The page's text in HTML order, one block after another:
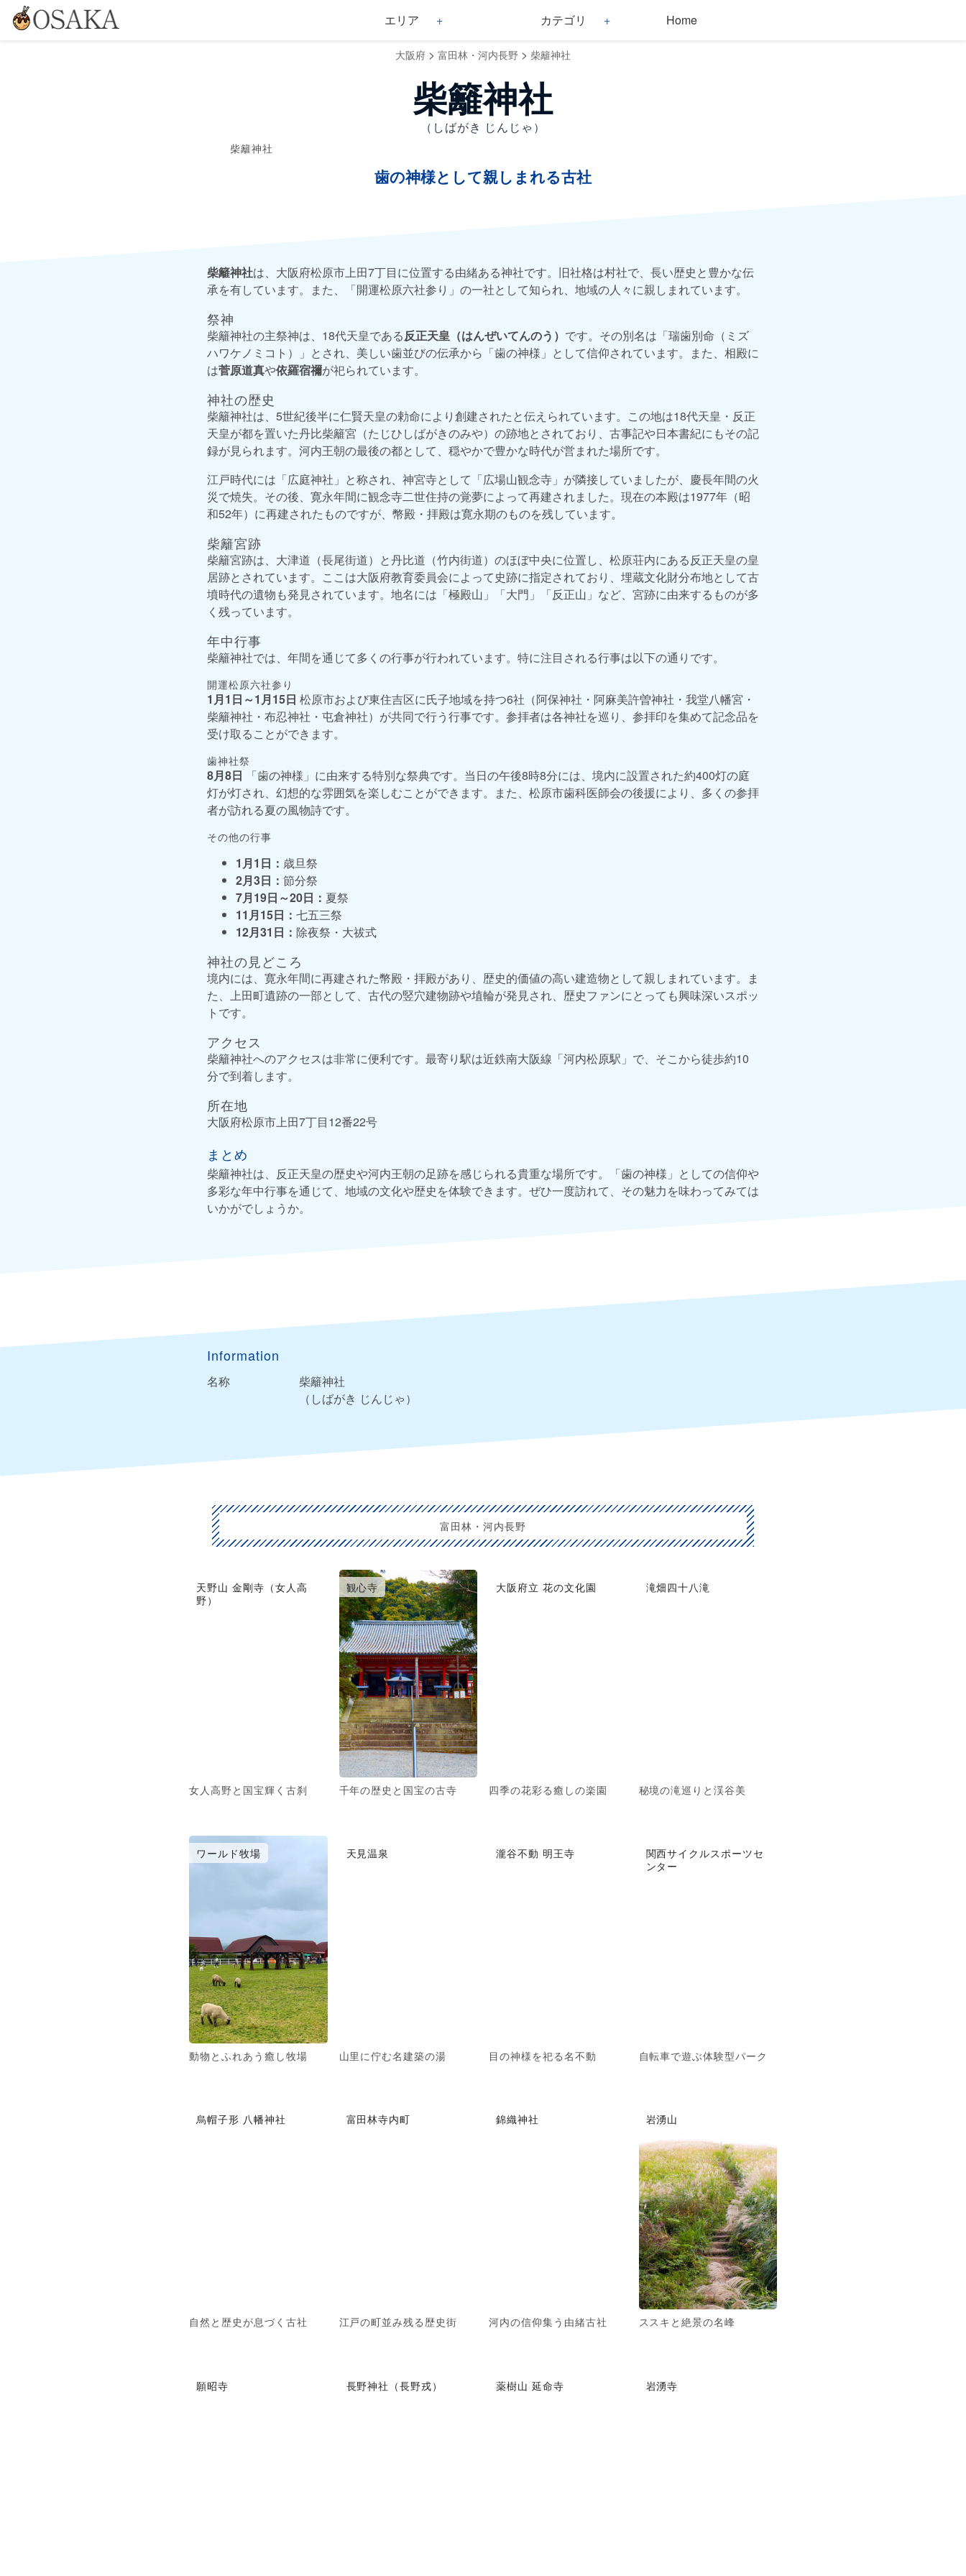
エリア カテゴリ Home
大阪府 > 富田林・河内長野 > 柴籬神社
柴籬神社
（しばがき じんじゃ）
柴籬神社
歯の神様として親しまれる古社
柴籬神社は、大阪府松原市上田7丁目に位置する由緒ある神社です。旧社格は村社で、長い歴史と豊かな伝
承を有しています。また、「開運松原六社参り」の一社として知られ、地域の人々に親しまれています。
祭神
柴籬神社の主祭神は、18代天皇である反正天皇（はんぜいてんのう） です。その別名は「瑞歯別命（ミズ
ハワケノミコト）」とされ、美しい歯並びの伝承から「歯の神様」として信仰されています。また、相殿に
は菅原道真や依羅宿禰が祀られています。
神社の歴史
柴籬神社は、5世紀後半に仁賢天皇の勅命により創建されたと伝えられています。この地は18代天皇・反正
天皇が都を置いた丹比柴籬宮（たじひしばがきのみや）の跡地とされており、古事記や日本書紀にもその記
録が見られます。河内王朝の最後の都として、穏やかで豊かな時代が営まれた場所です。
江戸時代には「広庭神社」と称され、神宮寺として「広場山観念寺」が隣接していましたが、慶長年間の火
災で焼失。その後、寛永年間に観念寺二世住持の覚夢によって再建されました。現在の本殿は1977年（昭
和52年）に再建されたものですが、幣殿・拝殿は寛永期のものを残しています。
柴籬宮跡
柴籬宮跡は、大津道（長尾街道）と丹比道（竹内街道）のほぼ中央に位置し、松原荘内にある反正天皇の皇
居跡とされています。ここは大阪府教育委員会によって史跡に指定されており、埋蔵文化財分布地として古
墳時代の遺物も発見されています。地名には「極殿山」「大門」「反正山」など、宮跡に由来するものが多
く残っています。
年中行事
柴籬神社では、年間を通じて多くの行事が行われています。特に注目される行事は以下の通りです。
開運松原六社参り
1月1日～1月15日 松原市および東住吉区に氏子地域を持つ6社（阿保神社・阿麻美許曽神社・我堂八幡宮・
柴籬神社・布忍神社・屯倉神社）が共同で行う行事です。参拝者は各神社を巡り、参拝印を集めて記念品を
受け取ることができます。
歯神社祭
8月8日 「歯の神様」に由来する特別な祭典です。当日の午後8時8分には、境内に設置された約400灯の庭
灯が灯され、幻想的な雰囲気を楽しむことができます。また、松原市歯科医師会の後援により、多くの参拝
者が訪れる夏の風物詩です。
その他の行事
1月1日： 歳旦祭
2月3日： 節分祭
7月19日～20日： 夏祭
11月15日： 七五三祭
12月31日： 除夜祭・大祓式
神社の見どころ
境内には、寛永年間に再建された幣殿・拝殿があり、歴史的価値の高い建造物として親しまれています。ま
た、上田町遺跡の一部として、古代の竪穴建物跡や埴輪が発見され、歴史ファンにとっても興味深いスポッ
トです。
アクセス
柴籬神社へのアクセスは非常に便利です。最寄り駅は近鉄南大阪線「河内松原駅」で、そこから徒歩約10
分で到着します。
所在地
大阪府松原市上田7丁目12番22号
まとめ
柴籬神社は、反正天皇の歴史や河内王朝の足跡を感じられる貴重な場所です。「歯の神様」としての信仰や
多彩な年中行事を通じて、地域の文化や歴史を体験できます。ぜひ一度訪れて、その魅力を味わってみては
いかがでしょうか。
Information
名称
柴籬神社
（しばがき じんじゃ）
富田林・河内長野
天野山 金剛寺（女人高
野）
女人高野と国宝輝く古刹
観心寺
千年の歴史と国宝の古寺
大阪府立 花の文化園
四季の花彩る癒しの楽園
滝畑四十八滝
秘境の滝巡りと渓谷美
ワールド牧場
動物とふれあう癒し牧場
天見温泉
山里に佇む名建築の湯
瀧谷不動 明王寺
目の神様を祀る名不動
関西サイクルスポーツセ
ンター
自転車で遊ぶ体験型パーク
烏帽子形 八幡神社
自然と歴史が息づく古社
富田林寺内町
江戸の町並み残る歴史街
錦織神社
河内の信仰集う由緒古社
岩湧山
ススキと絶景の名峰
願昭寺 長野神社（長野戎） 薬樹山 延命寺 岩湧寺